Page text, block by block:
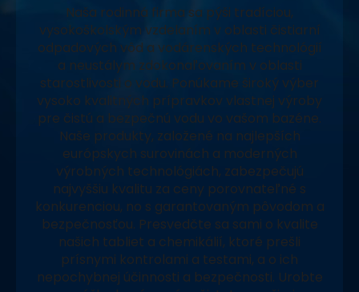
Naša rodinná firma sa pýši tradíciou,
vysokoškolským vzdelaním v oblasti čistiarní
odpadových vôd a vodárenských technológií
a neustálym zdokonaľovaním v oblasti
starostlivosti o vodu. Ponúkame široký výber
vysoko kvalitných prípravkov vlastnej výroby
pre čistú a bezpečnú vodu vo vašom bazéne.
Naše produkty, založené na najlepších
európskych surovinách a moderných
výrobných technológiách, zabezpečujú
najvyššiu kvalitu za ceny porovnateľné s
konkurenciou, no s garantovaným pôvodom a
bezpečnosťou. Presvedčte sa sami o kvalite
našich tabliet a chemikálií, ktoré prešli
prísnymi kontrolami a testami, a o ich
nepochybnej účinnosti a bezpečnosti. Urobte